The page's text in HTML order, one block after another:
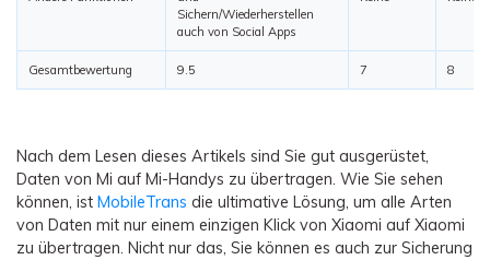
Sichern/Wiederherstellen
auch von Social Apps
Gesamtbewertung 9.5 7 8
Nach dem Lesen dieses Artikels sind Sie gut ausgerüstet,
Daten von Mi auf Mi-Handys zu übertragen. Wie Sie sehen
können, ist MobileTrans die ultimative Lösung, um alle Arten
von Daten mit nur einem einzigen Klick von Xiaomi auf Xiaomi
zu übertragen. Nicht nur das, Sie können es auch zur Sicherung